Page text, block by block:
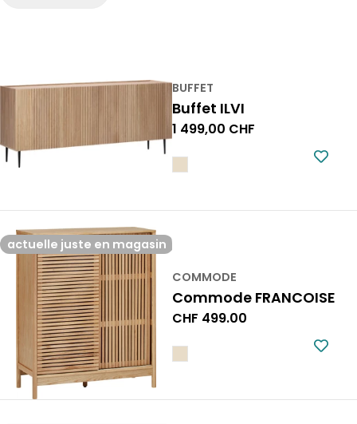
BUFFET
Buffet ILVI
Prix
1 499,00 CHF
actuelle juste en magasin
COMMODE
Commode FRANCOISE
Prix
CHF 499.00